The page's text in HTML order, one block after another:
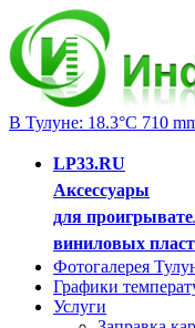
В Тулуне: 18.3°C 710
LP33.RU
Аксессуары
для
виниловых
Фотогалерея
Графики
Услуги